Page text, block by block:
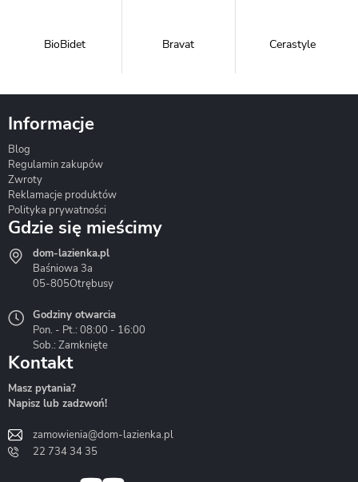
BioBidet Bravat Cerastyle
Hydrostop
Liveno
Informacje
Blog
Regulamin zakupów
Zwroty
Reklamacje produktów
Polityka prywatności
Gdzie się mieścimy
dom-lazienka.pl
Baśniowa 3a
05-805Otrębusy
Godziny otwarcia
Pon. - Pt.: 08:00 - 16:00
Sob.: Zamknięte
Kontakt
Masz pytania?
Napisz lub zadzwoń!
zamowienia@dom-lazienka.pl
22 734 34 35